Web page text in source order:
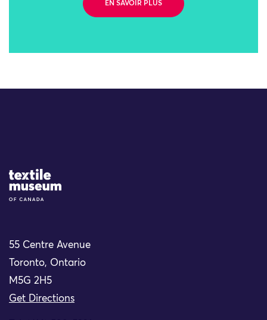
EN SAVOIR PLUS
Site Logo
55 Centre Avenue
Toronto, Ontario
M5G 2H5
Get Directions